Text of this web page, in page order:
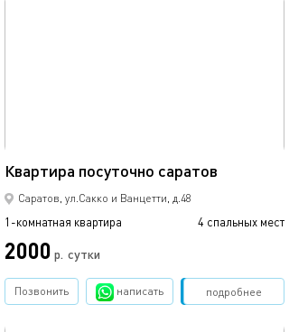
Квартира посуточно саратов
Саратов, ул.Сакко и Ванцетти, д.48
1-комнатная квартира 4 спальных мест
2000 р. сутки
подробнее
Позвонить написать Забронировать